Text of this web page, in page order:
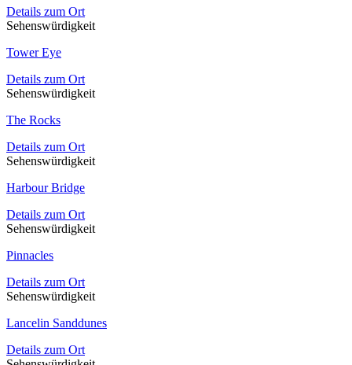
Details zum Ort
Sehenswürdigkeit
Tower Eye
Details zum Ort
Sehenswürdigkeit
The Rocks
Details zum Ort
Sehenswürdigkeit
Harbour Bridge
Details zum Ort
Sehenswürdigkeit
Pinnacles
Details zum Ort
Sehenswürdigkeit
Lancelin Sanddunes
Details zum Ort